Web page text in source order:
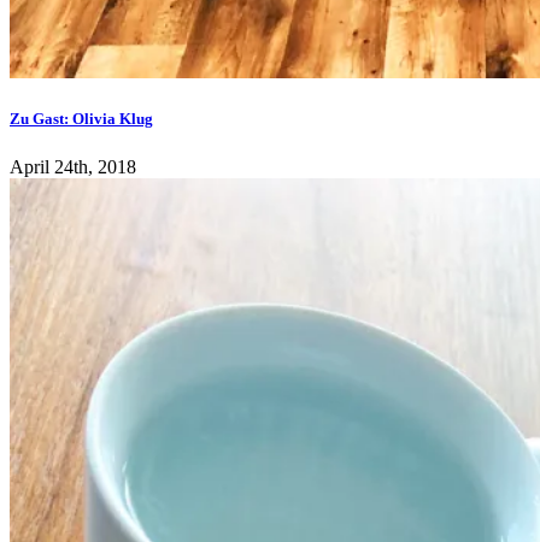
Zu Gast: Olivia Klug
April 24th, 2018